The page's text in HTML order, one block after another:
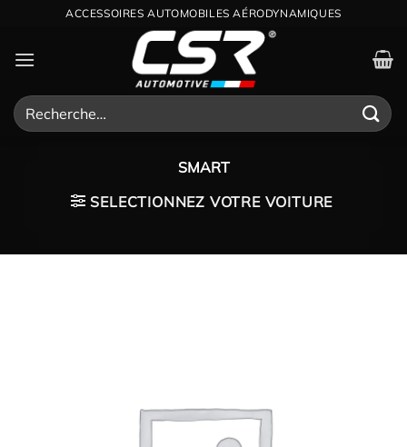
contenu
ACCESSOIRES AUTOMOBILES AÉRODYNAMIQUES
Recherche
pour :
SMART
SELECTIONNEZ VOTRE VOITURE